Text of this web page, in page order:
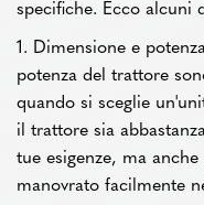
specifiche. Ecco alcuni
1. Dimensione e
potenza del trattore
quando si sceglie
il trattore sia
tue esigenze, ma
manovrato facilmente